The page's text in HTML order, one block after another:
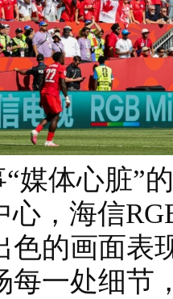
媒体心脏”
心，海信
色的画面表
每一处细节